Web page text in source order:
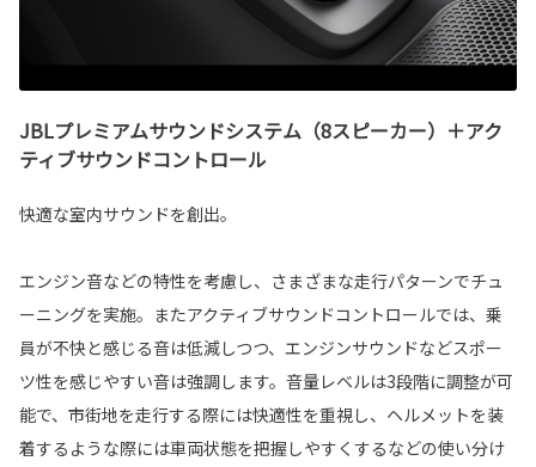
JBLプレミアムサウンドシステム（8スピーカー）＋アク
ティブサウンドコントロール
快適な室内サウンドを創出。
エンジン音などの特性を考慮し、さまざまな走行パターンでチュ
ーニングを実施。またアクティブサウンドコントロールでは、乗
員が不快と感じる音は低減しつつ、エンジンサウンドなどスポー
ツ性を感じやすい音は強調します。音量レベルは3段階に調整が可
能で、市街地を走行する際には快適性を重視し、ヘルメットを装
着するような際には車両状態を把握しやすくするなどの使い分け